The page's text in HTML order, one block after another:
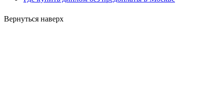
Вернуться наверх